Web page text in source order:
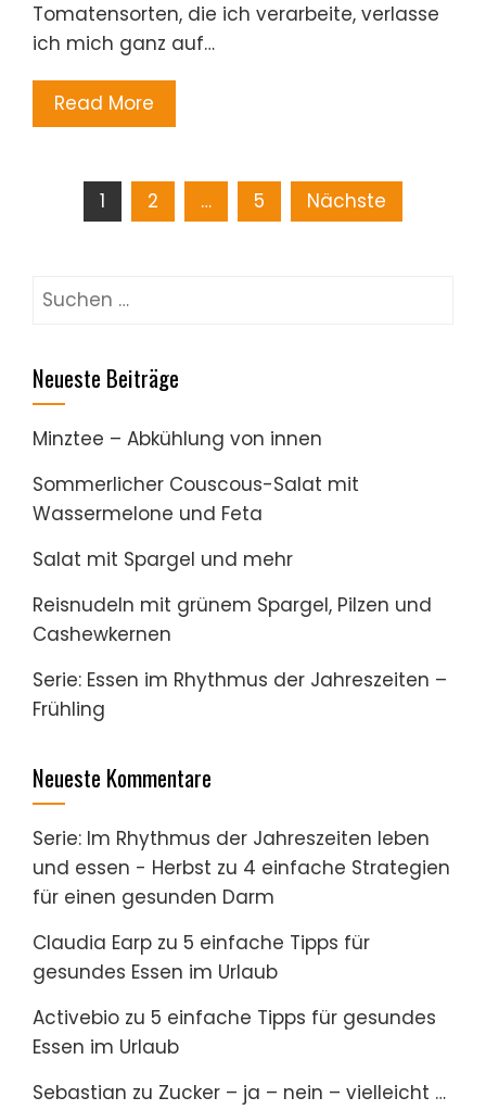
Tomatensorten, die ich verarbeite, verlasse
ich mich ganz auf…
Read More
Seitennummerierung
Beiträge
1 2 … 5 Nächste
Suchen
Neueste Beiträge
Minztee – Abkühlung von innen
Sommerlicher Couscous-Salat mit
Wassermelone und Feta
Salat mit Spargel und mehr
Reisnudeln mit grünem Spargel, Pilzen und
Cashewkernen
Serie: Essen im Rhythmus der Jahreszeiten –
Frühling
Neueste Kommentare
Serie: Im Rhythmus der Jahreszeiten leben
und essen - Herbst zu 4 einfache Strategien
für einen gesunden Darm
Claudia Earp zu 5 einfache Tipps für
gesundes Essen im Urlaub
Activebio zu 5 einfache Tipps für gesundes
Essen im Urlaub
Sebastian zu Zucker – ja – nein – vielleicht …